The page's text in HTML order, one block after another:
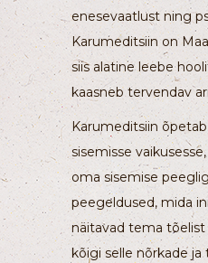
enesevaatlust ning
Karumeditsiin on
siis alatine leebe
kaasneb tervendav
Karumeditsiin
sisemisse
oma sisemise
peegeldused, mida
näitavad tema tõelist
kõigi selle nõrkade